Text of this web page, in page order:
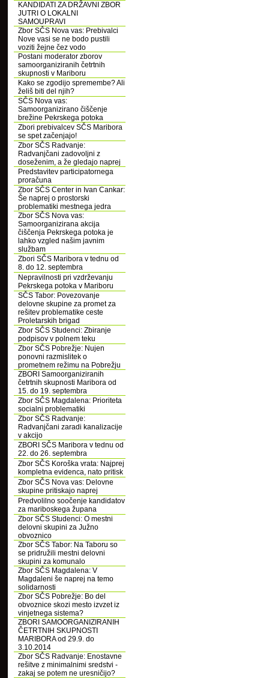
KANDIDATI ZA DRŽAVNI ZBOR
JUTRI O LOKALNI
SAMOUPRAVI
Zbor SČS Nova vas: Prebivalci
Nove vasi se ne bodo pustili
voziti žejne čez vodo
Postani moderator zborov
samoorganiziranih četrtnih
skupnosti v Mariboru
Kako se zgodijo spremembe? Ali
želiš biti del njih?
SČS Nova vas:
Samoorganizirano čiščenje
brežine Pekrskega potoka
Zbori prebivalcev SČS Maribora
se spet začenjajo!
Zbor SČS Radvanje:
Radvanjčani zadovoljni z
doseženim, a že gledajo naprej
Predstavitev participatornega
proračuna
Zbor SČS Center in Ivan Cankar:
Še naprej o prostorski
problematiki mestnega jedra
Zbor SČS Nova vas:
Samoorganizirana akcija
čiščenja Pekrskega potoka je
lahko vzgled našim javnim
službam
Zbori SČS Maribora v tednu od
8. do 12. septembra
Nepravilnosti pri vzdrževanju
Pekrskega potoka v Mariboru
SČS Tabor: Povezovanje
delovne skupine za promet za
rešitev problematike ceste
Proletarskih brigad
Zbor SČS Studenci: Zbiranje
podpisov v polnem teku
Zbor SČS Pobrežje: Nujen
ponovni razmislitek o
prometnem režimu na Pobrežju
ZBORI Samoorganiziranih
četrtnih skupnosti Maribora od
15. do 19. septembra
Zbor SČS Magdalena: Prioriteta
socialni problematiki
Zbor SČS Radvanje:
Radvanjčani zaradi kanalizacije
v akcijo
ZBORI SČS Maribora v tednu od
22. do 26. septembra
Zbor SČS Koroška vrata: Najprej
kompletna evidenca, nato pritisk
Zbor SČS Nova vas: Delovne
skupine pritiskajo naprej
Predvolilno soočenje kandidatov
za mariboskega župana
Zbor SČS Studenci: O mestni
delovni skupini za Južno
obvoznico
Zbor SČS Tabor: Na Taboru so
se pridružili mestni delovni
skupini za komunalo
Zbor SČS Magdalena: V
Magdaleni še naprej na temo
solidarnosti
Zbor SČS Pobrežje: Bo del
obvoznice skozi mesto izvzet iz
vinjetnega sistema?
ZBORI SAMOORGANIZIRANIH
ČETRTNIH SKUPNOSTI
MARIBORA od 29.9. do
3.10.2014
Zbor SČS Radvanje: Enostavne
rešitve z minimalnimi sredstvi -
zakaj se potem ne uresničijo?